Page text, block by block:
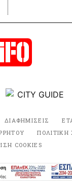
ΔΙΑΦΗΜΙΣΕΙΣ
ΠΟΛΙΤΙΚΗ
COOKIES